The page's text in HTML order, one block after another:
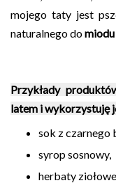
mojego taty jest
naturalnego do
Przykłady
latem i wykorzystuję
sok z czarnego
syrop sosnowy,
herbaty ziołowe,